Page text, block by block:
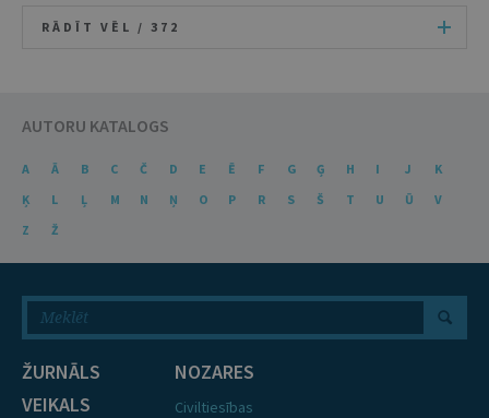
RĀDĪT VĒL / 372
AUTORU KATALOGS
A Ā B C Č D E Ē F G Ģ H I J
K
Ķ
L Ļ M N Ņ O P R S Š T U Ū
V
Z
Ž
ŽURNĀLS
VEIKALS
NOZARES
Civiltiesības